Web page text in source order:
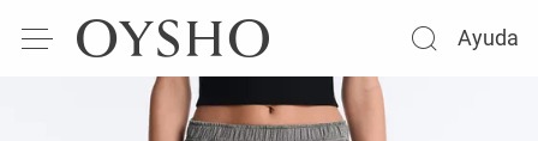
Ayuda